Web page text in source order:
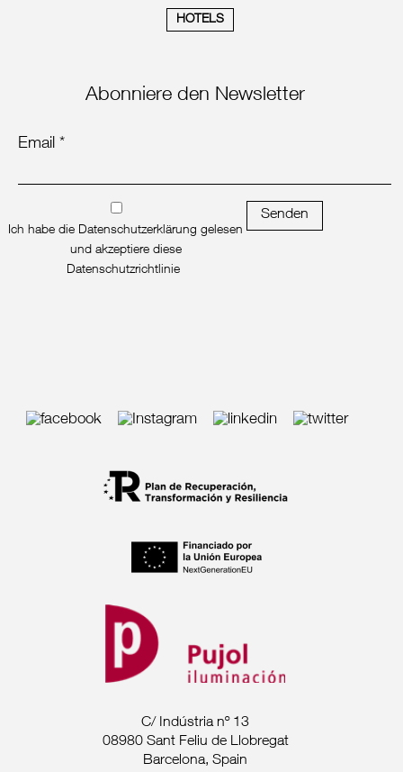
HOTELS
Abonniere den Newsletter
Email *
Ich habe die Datenschutzerklärung gelesen
und akzeptiere diese
Datenschutzrichtlinie
Senden
C/ Indústria nº 13
08980 Sant Feliu de Llobregat
Barcelona, Spain